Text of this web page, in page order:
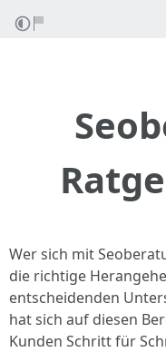
Wer sich mit
die richtige
entscheidenden
hat sich auf diesen
Kunden Schritt für